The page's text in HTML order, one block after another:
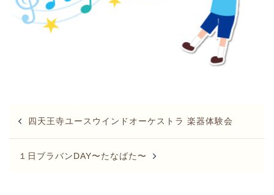
navigation
四天王寺ユースウインドオーケストラ 楽器体験会
１日ブラバンDAY〜たなばた〜